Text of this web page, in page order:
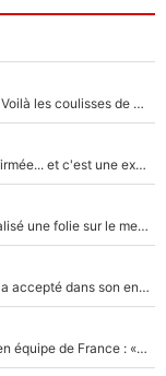
Maghnes Akliouche raconte sa signature au PSG : Voilà les coulisses de son transfert de rêve à 50M€
La signature du grand rival de Paul Seixas est confirmée... et c'est une excellente nouvelle pour l'équipe Decathlon-CMA CGM !
250M€ pour signer une star : Le PSG avait déjà réalisé une folie sur le mercato bien avant Neymar !
Voilà le seul homme politique que Zinedine Zidane a accepté dans son entourage : «Je garde un très bon souvenir de lui»
Franck Ribéry a osé s'attaquer à Zinedine Zidane en équipe de France : «Je n'aurais jamais fait ça»